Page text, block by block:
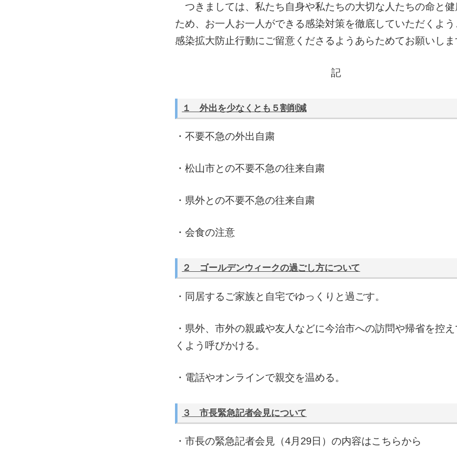
つきましては、私たち自身や私たちの大切な人たちの命と健
ため、お一人お一人ができる感染対策を徹底していただくよ
感染拡大防止行動にご留意くださるようあらためてお願いしま
記
１ 外出を少なくとも５割削減
・不要不急の外出自粛
・松山市との不要不急の往来自粛
・県外との不要不急の往来自粛
・会食の注意
２ ゴールデンウィークの過ごし方について
・同居するご家族と自宅でゆっくりと過ごす。
・県外、市外の親戚や友人などに今治市への訪問や帰省を控
くよう呼びかける。
・電話やオンラインで親交を温める。
３ 市長緊急記者会見について
・市長の緊急記者会見（4月29日）の内容はこちらから